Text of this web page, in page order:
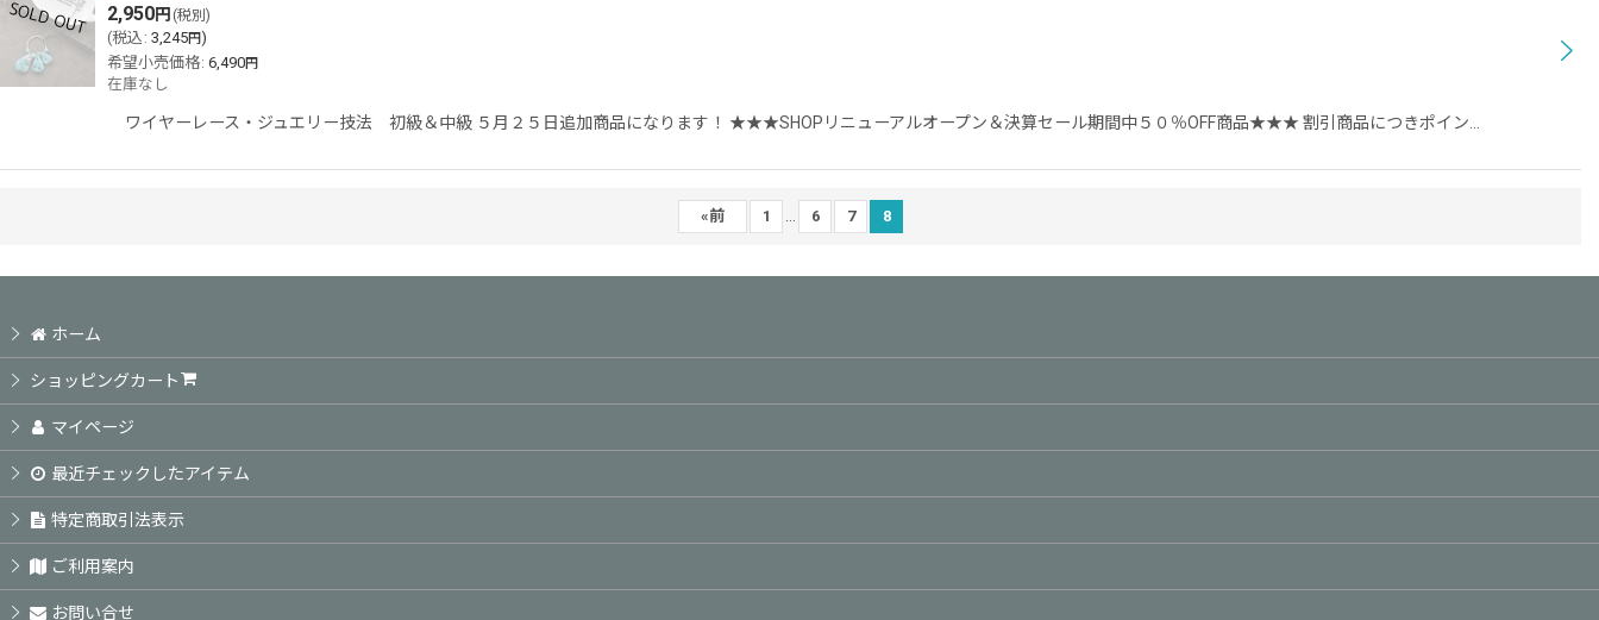
2,950円 (税別)
(税込 : 3,245円)
希望小売価格: 6,490円
在庫なし
ワイヤーレース・ジュエリー技法 初級＆中級 ５月２５日追加商品になります！ ★★★SHOPリニューアルオープン＆決算セール期間中５０％OFF商品★★★ 割引商品につきポイン…
«前 1 6 7 8
ホーム
ショッピングカート
マイページ
最近チェックしたアイテム
特定商取引法表示
ご利用案内
お問い合せ